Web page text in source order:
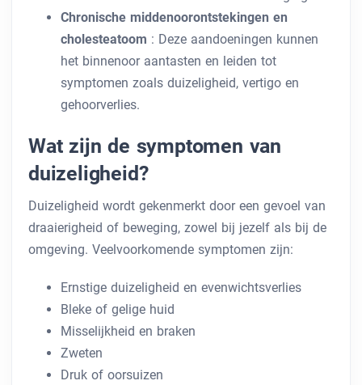
Chronische middenoorontstekingen en
cholesteatoom : Deze aandoeningen kunnen
het binnenoor aantasten en leiden tot
symptomen zoals duizeligheid, vertigo en
gehoorverlies.
Wat zijn de symptomen van
duizeligheid?
Duizeligheid wordt gekenmerkt door een gevoel van
draaierigheid of beweging, zowel bij jezelf als bij de
omgeving. Veelvoorkomende symptomen zijn:
Ernstige duizeligheid en evenwichtsverlies
Bleke of gelige huid
Misselijkheid en braken
Zweten
Druk of oorsuizen